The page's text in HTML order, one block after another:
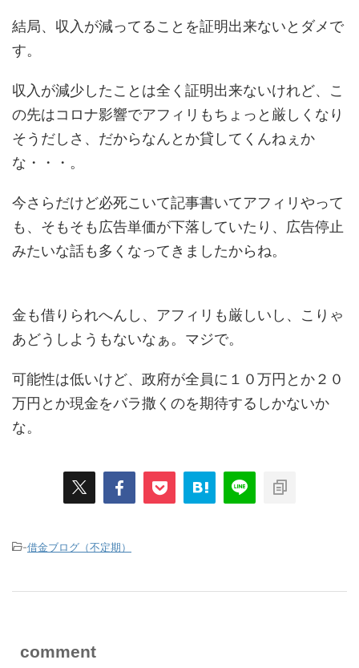
結局、収入が減ってることを証明出来ないとダメで
す。
収入が減少したことは全く証明出来ないけれど、こ
の先はコロナ影響でアフィリもちょっと厳しくなり
そうだしさ、だからなんとか貸してくんねぇか
な・・・。
今さらだけど必死こいて記事書いてアフィリやって
も、そもそも広告単価が下落していたり、広告停止
みたいな話も多くなってきましたからね。
金も借りられへんし、アフィリも厳しいし、こりゃ
あどうしようもないなぁ。マジで。
可能性は低いけど、政府が全員に１０万円とか２０
万円とか現金をバラ撒くのを期待するしかないか
な。
-借金ブログ（不定期）
comment